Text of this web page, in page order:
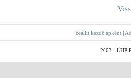
Beállít kezdőlapként |
2003 - LHP